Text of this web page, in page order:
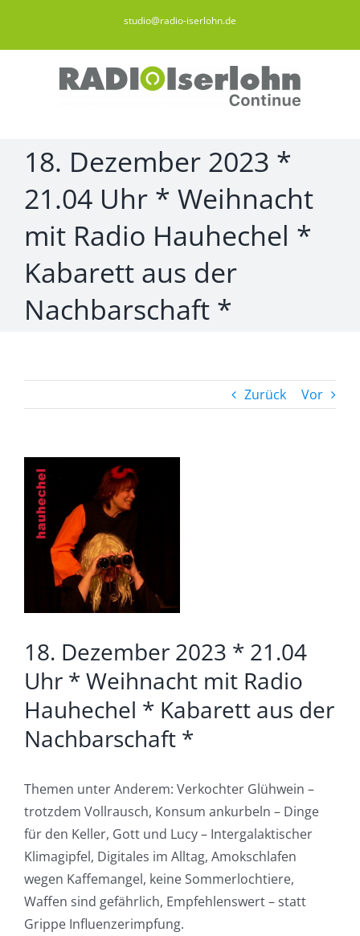
springen
studio@radio-iserlohn.de
18. Dezember 2023 *
21.04 Uhr * Weihnacht
mit Radio Hauhechel *
Kabarett aus der
Nachbarschaft *
Zurück Vor
Zeige
grösseres
Bild
18. Dezember 2023 * 21.04
Uhr * Weihnacht mit Radio
Hauhechel * Kabarett aus der
Nachbarschaft *
Themen unter Anderem: Verkochter Glühwein –
trotzdem Vollrausch, Konsum ankurbeln – Dinge
für den Keller, Gott und Lucy – Intergalaktischer
Klimagipfel, Digitales im Alltag, Amokschlafen
wegen Kaffemangel, keine Sommerlochtiere,
Waffen sind gefährlich, Empfehlenswert – statt
Grippe Influenzerimpfung.